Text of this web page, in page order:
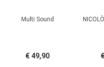
Multi Sound
€ 49,90